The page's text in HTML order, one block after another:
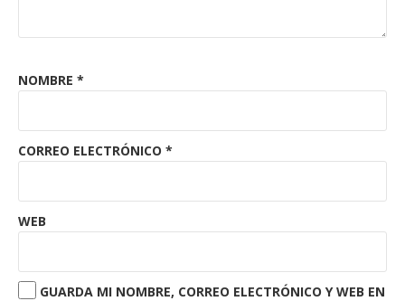
NOMBRE *
CORREO ELECTRÓNICO *
WEB
GUARDA MI NOMBRE, CORREO ELECTRÓNICO Y WEB EN